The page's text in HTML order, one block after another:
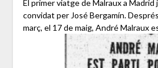
El primer viatge de Malraux a Madrid
convidat per José Bergamín. Després
març, el 17 de maig, André Malraux